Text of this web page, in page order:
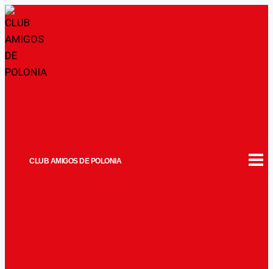
Saltar
al
contenido
CLUB AMIGOS DE POLONIA